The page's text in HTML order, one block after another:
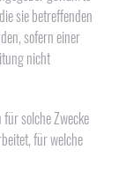
sie betreffenden
sofern einer
nicht
solche Zwecke
für welche